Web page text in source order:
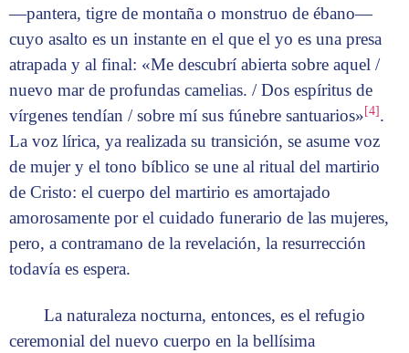
—pantera, tigre de montaña o monstruo de ébano—
cuyo asalto es un instante en el que el yo es una presa
atrapada y al final: «Me descubrí abierta sobre aquel /
nuevo mar de profundas camelias. / Dos espíritus de
vírgenes tendían / sobre mí sus fúnebre santuarios»[4].
La voz lírica, ya realizada su transición, se asume voz
de mujer y el tono bíblico se une al ritual del martirio
de Cristo: el cuerpo del martirio es amortajado
amorosamente por el cuidado funerario de las mujeres,
pero, a contramano de la revelación, la resurrección
todavía es espera.
La naturaleza nocturna, entonces, es el refugio
ceremonial del nuevo cuerpo en la bellísima